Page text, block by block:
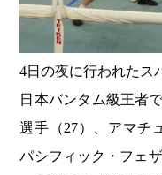
4日の夜に行われたス
日本バンタム級王者
選手（27）、アマチ
パシフィック・フェ